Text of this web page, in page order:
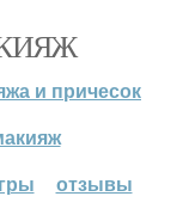
и причесок
отзывы